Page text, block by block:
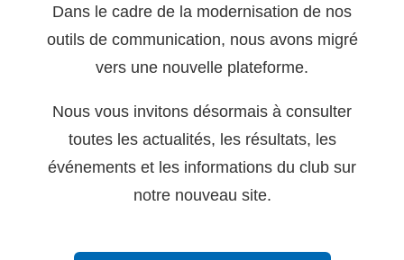
Dans le cadre de la modernisation de nos
outils de communication, nous avons migré
vers une nouvelle plateforme.
Nous vous invitons désormais à consulter
toutes les actualités, les résultats, les
événements et les informations du club sur
notre nouveau site.